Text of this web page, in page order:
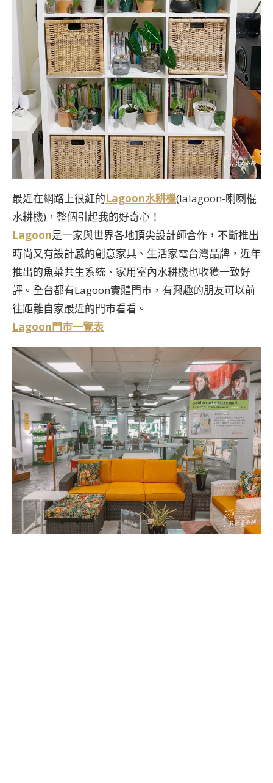
最近在網路上很紅的Lagoon水耕機(lalagoon-喇喇棍
水耕機)，整個引起我的好奇心！
Lagoon是一家與世界各地頂尖設計師合作，不斷推出
時尚又有設計感的創意家具、生活家電台灣品牌，近年
推出的魚菜共生系統、家用室內水耕機也收獲一致好
評。全台都有Lagoon實體門市，有興趣的朋友可以前
往距離自家最近的門市看看。
Lagoon門市一覽表